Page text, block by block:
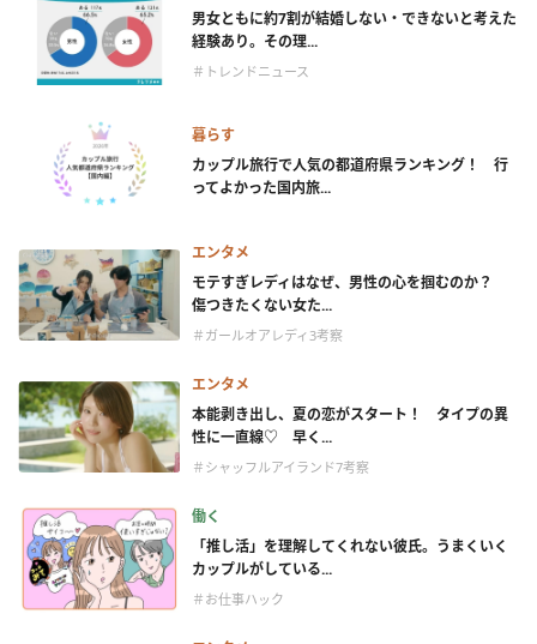
男女ともに約7割が結婚しない・できないと考えた
経験あり。その理...
＃トレンドニュース
暮らす
カップル旅行で人気の都道府県ランキング！ 行
ってよかった国内旅...
エンタメ
モテすぎレディはなぜ、男性の心を掴むのか？
傷つきたくない女た...
＃ガールオアレディ3考察
エンタメ
本能剥き出し、夏の恋がスタート！ タイプの異
性に一直線♡ 早く...
＃シャッフルアイランド7考察
働く
「推し活」を理解してくれない彼氏。うまくいく
カップルがしている...
＃お仕事ハック